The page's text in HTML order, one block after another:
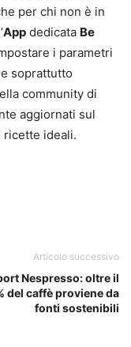
per chi non è in
App dedicata Be
i parametri
soprattutto
community di
aggiornati sul
ricette ideali.
Articolo successivo
Nespresso: oltre il
del caffè proviene da
fonti sostenibili